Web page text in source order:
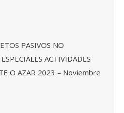
PASIVOS NO
ACTIVIDADES
O AZAR 2023 – Noviembre